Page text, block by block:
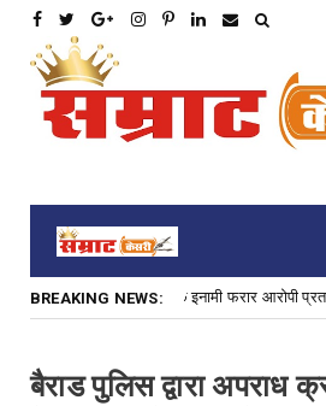
BREAKING NEWS:
के प्रयास के 3,000 रु. के इनामी फरार आरोपी
बैराड पुलिस द्वारा अपराध